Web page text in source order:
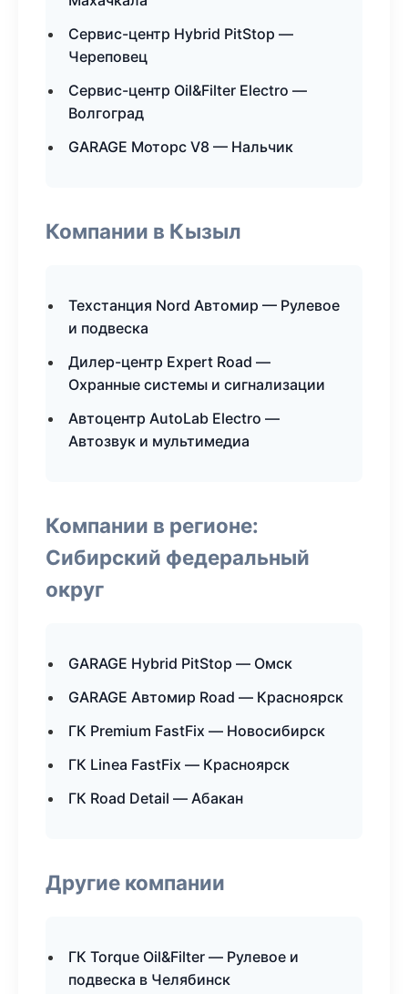
Сервис-центр Hybrid PitStop —
Череповец
Сервис-центр Oil&Filter Electro —
Волгоград
GARAGE Моторс V8 — Нальчик
Компании в Кызыл
Техстанция Nord Автомир — Рулевое
и подвеска
Дилер-центр Expert Road —
Охранные системы и сигнализации
Автоцентр AutoLab Electro —
Автозвук и мультимедиа
Компании в регионе:
Сибирский федеральный
округ
GARAGE Hybrid PitStop — Омск
GARAGE Автомир Road — Красноярск
ГК Premium FastFix — Новосибирск
ГК Linea FastFix — Красноярск
ГК Road Detail — Абакан
Другие компании
ГК Torque Oil&Filter — Рулевое и
подвеска в Челябинск